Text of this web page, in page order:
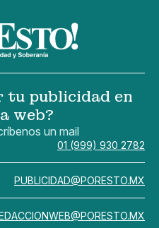
tu publicidad en
web?
un mail
01 (999) 930 2782
PUBLICIDAD@PORESTO.MX